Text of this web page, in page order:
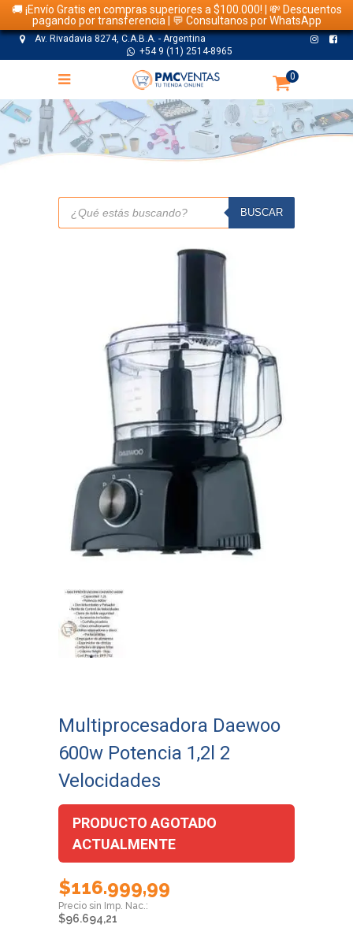
🚚 ¡Envío Gratis en compras superiores a $100.000! | 💸 Descuentos
pagando por transferencia | 💬 Consultanos por WhatsApp
Av. Rivadavia 8274, C.A.B.A. - Argentina
+54 9 (11) 2514-8965
0
TIENDA
Búsqueda
productos
BUSCAR
Multiprocesadora Daewoo
600w Potencia 1,2l 2
Velocidades
PRODUCTO AGOTADO
ACTUALMENTE
$116.999,99
$96.694,21